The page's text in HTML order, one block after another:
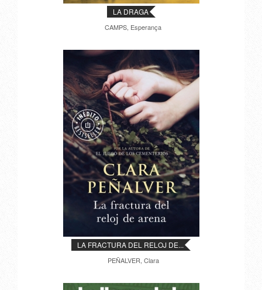
LA DRAGA
CAMPS, Esperança
LA FRACTURA DEL RELOJ DE...
PEÑALVER, Clara